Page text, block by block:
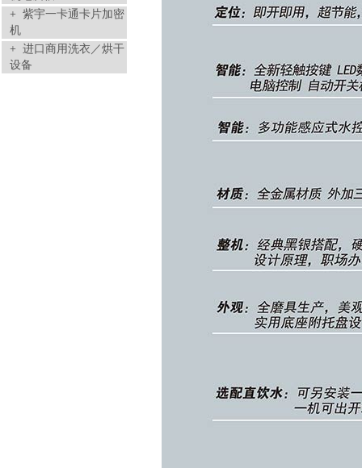
+ 紫宇一卡通卡片加密
机
+ 进口商用洗衣／烘干
设备